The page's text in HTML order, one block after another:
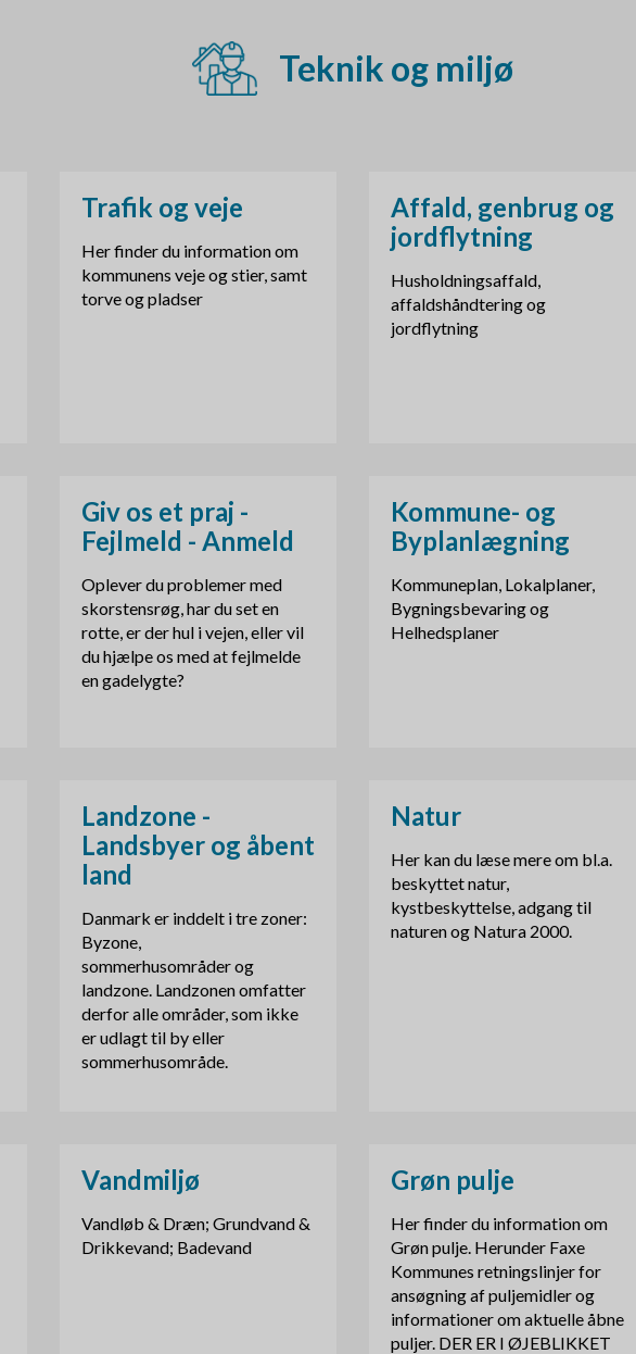
m
u
i
Teknik og miljø
Trafik og veje
Her finder du information om
kommunens veje og stier, samt
torve og pladser
Affald, genbrug og
jordflytning
Husholdningsaffald,
affaldshåndtering og
jordflytning
Giv os et praj -
Fejlmeld - Anmeld
Oplever du problemer med
skorstensrøg, har du set en
rotte, er der hul i vejen, eller vil
du hjælpe os med at fejlmelde
en gadelygte?
Kommune- og
Byplanlægning
Kommuneplan, Lokalplaner,
Bygningsbevaring og
Helhedsplaner
Landzone -
Landsbyer og åbent
land
Danmark er inddelt i tre zoner:
Byzone,
sommerhusområder og
landzone. Landzonen omfatter
derfor alle områder, som ikke
er udlagt til by eller
sommerhusområde.
Natur
Her kan du læse mere om bl.a.
beskyttet natur,
kystbeskyttelse, adgang til
naturen og Natura 2000.
Vandmiljø
Vandløb & Dræn; Grundvand &
Drikkevand; Badevand
Grøn pulje
Her finder du information om
Grøn pulje. Herunder Faxe
Kommunes retningslinjer for
ansøgning af puljemidler og
informationer om aktuelle åbne
puljer. DER ER I ØJEBLIKKET